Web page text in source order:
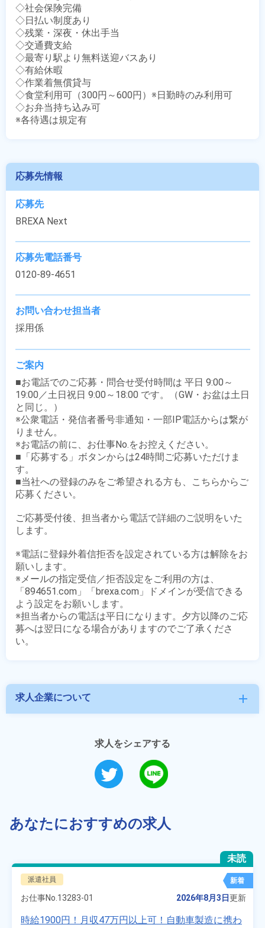
◇社会保険完備
◇日払い制度あり
◇残業・深夜・休出手当
◇交通費支給
◇最寄り駅より無料送迎バスあり
◇有給休暇
◇作業着無償貸与
◇食堂利用可（300円～600円）※日勤時のみ利用可
◇お弁当持ち込み可
※各待遇は規定有
応募先情報
応募先
BREXA Next
応募先電話番号
0120-89-4651
お問い合わせ担当者
採用係
ご案内
■お電話でのご応募・問合せ受付時間は 平日 9:00～
19:00／土日祝日 9:00～18:00 です。（GW・お盆は土日
と同じ。）
※公衆電話・発信者番号非通知・一部IP電話からは繋が
りません。
※お電話の前に、お仕事No.をお控えください。
■「応募する」ボタンからは24時間ご応募いただけま
す。
■当社への登録のみをご希望される方も、こちらからご
応募ください。
ご応募受付後、担当者から電話で詳細のご説明をいた
します。
※電話に登録外着信拒否を設定されている方は解除をお
願いします。
※メールの指定受信／拒否設定をご利用の方は、
「894651.com」「brexa.com」ドメインが受信できる
よう設定をお願いします。
※担当者からの電話は平日になります。夕方以降のご応
募へは翌日になる場合がありますのでご了承くださ
求人企業について add
求人をシェアする
あなたにおすすめの求人
未読
派遣社員 新着
お仕事No. 13283-01 2026年8月3日更新
時給1900円！月収47万円以上可！自動車製造に携わ